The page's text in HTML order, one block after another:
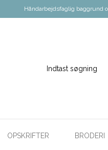
Håndarbejdsfaglig baggrund
OPSKRIFTER BRODERI